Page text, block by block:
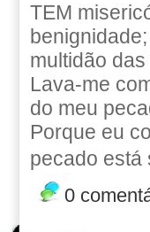
TEM
multidão
Lava-me
do meu
Porque eu
pecado está
0